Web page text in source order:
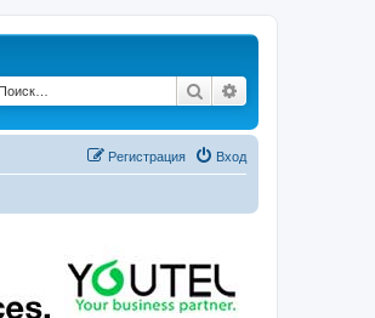
Поиск
Вход
Регистрация